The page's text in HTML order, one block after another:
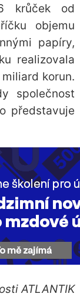
krůček od
objemu
papíry,
realizovala
korun.
společnost
představuje
ATLANTIK